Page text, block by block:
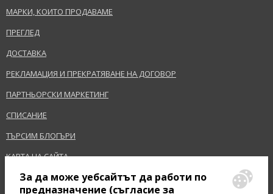
МАРКИ, КОИТО ПРОДАВАМЕ
ПРЕГЛЕД
ДОСТАВКА
РЕКЛАМАЦИЯ И ПРЕКРАТЯВАНЕ НА ДОГОВОР
ПАРТНЬОРСКИ МАРКЕТИНГ
СПИСАНИЕ
ТЪРСИМ БЛОГЪРИ
КАРТА НА САЙТА
За да може уебсайтът да работи по
предназначение (съгласие за